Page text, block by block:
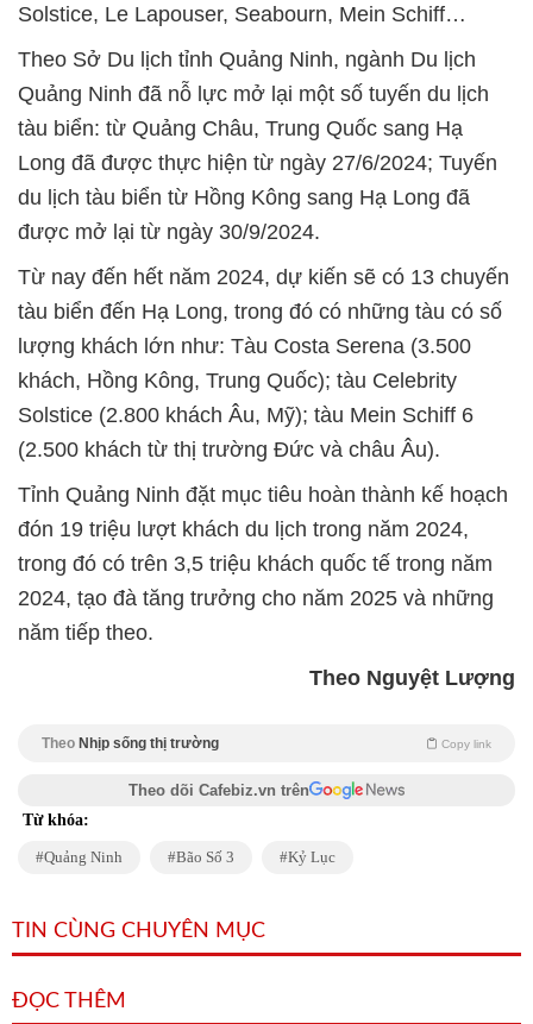
Solstice, Le Lapouser, Seabourn, Mein Schiff…
Theo Sở Du lịch tỉnh Quảng Ninh, ngành Du lịch
Quảng Ninh đã nỗ lực mở lại một số tuyến du lịch
tàu biển: từ Quảng Châu, Trung Quốc sang Hạ
Long đã được thực hiện từ ngày 27/6/2024; Tuyến
du lịch tàu biển từ Hồng Kông sang Hạ Long đã
được mở lại từ ngày 30/9/2024.
Từ nay đến hết năm 2024, dự kiến sẽ có 13 chuyến
tàu biển đến Hạ Long, trong đó có những tàu có số
lượng khách lớn như: Tàu Costa Serena (3.500
khách, Hồng Kông, Trung Quốc); tàu Celebrity
Solstice (2.800 khách Âu, Mỹ); tàu Mein Schiff 6
(2.500 khách từ thị trường Đức và châu Âu).
Tỉnh Quảng Ninh đặt mục tiêu hoàn thành kế hoạch
đón 19 triệu lượt khách du lịch trong năm 2024,
trong đó có trên 3,5 triệu khách quốc tế trong năm
2024, tạo đà tăng trưởng cho năm 2025 và những
năm tiếp theo.
Theo Nguyệt Lượng
Theo Nhịp sống thị trường Copy link
Theo dõi Cafebiz.vn trên
Từ khóa:
Quảng Ninh Bão Số 3 Kỷ Lục
TIN CÙNG CHUYÊN MỤC
ĐỌC THÊM